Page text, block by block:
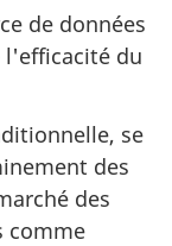
de données
du
se
des
des
comme